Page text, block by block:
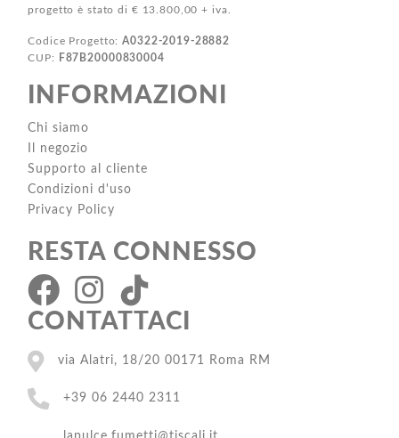
progetto è stato di € 13.800,00 + iva.
Codice Progetto:A0322-2019-28882
CUP:
F87B20000830004
INFORMAZIONI
Chi siamo
Il negozio
Supporto al cliente
Condizioni d'uso
Privacy Policy
RESTA CONNESSO
CONTATTACI
via Alatri, 18/20 00171 Roma RM
+39 06 2440 2311